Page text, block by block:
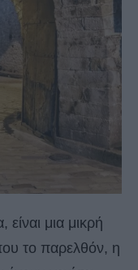
μια μικρή
το παρελθόν, η